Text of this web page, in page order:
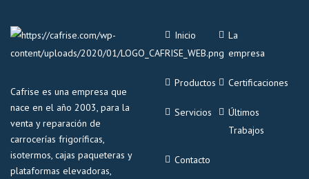
Cafrise es una empresa que
nace en el año 2003, para la
venta y reparación de
carrocerías frigoríficas,
isotermos, cajas paqueteras y
plataformas elevadoras,
Inicio
La
empresa
Productos Certificaciones
Servicios
Últimos
Trabajos
Contacto